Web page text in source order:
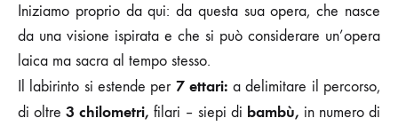
Iniziamo proprio da qui: da questa sua opera, che nasce
da una visione ispirata e che si può considerare un’opera
laica ma sacra al tempo stesso.
Il labirinto si estende per 7 ettari:a delimitare il percorso,
di oltre 3 chilometri, filari – siepi di bambù, in numero di